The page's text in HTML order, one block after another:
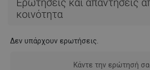
Ερωτήσεις και απαντήσεις
κοινότητα
Δεν υπάρχουν ερωτήσεις.
Κάντε την ερώτησή